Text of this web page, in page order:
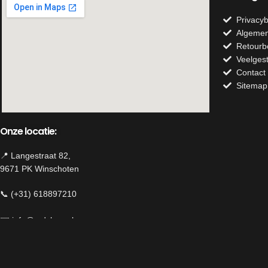
Onze locatie:
📍 Langestraat 82,
9671 PK Winschoten
📞 (+31) 618897210
✉️ info@mdshop.nl
Contact
Sitemap